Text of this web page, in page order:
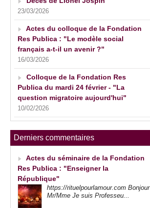
23/03/2026
Actes du colloque de la Fondation
Res Publica : "Le modèle social
français a-t-il un avenir ?"
16/03/2026
Colloque de la Fondation Res
Publica du mardi 24 février - "La
question migratoire aujourd'hui"
10/02/2026
Derniers commentaires
Actes du séminaire de la Fondation
Res Publica : "Enseigner la
République"
https://rituelpourlamour.com Bonjour
Mr/Mme Je suis Professeu...